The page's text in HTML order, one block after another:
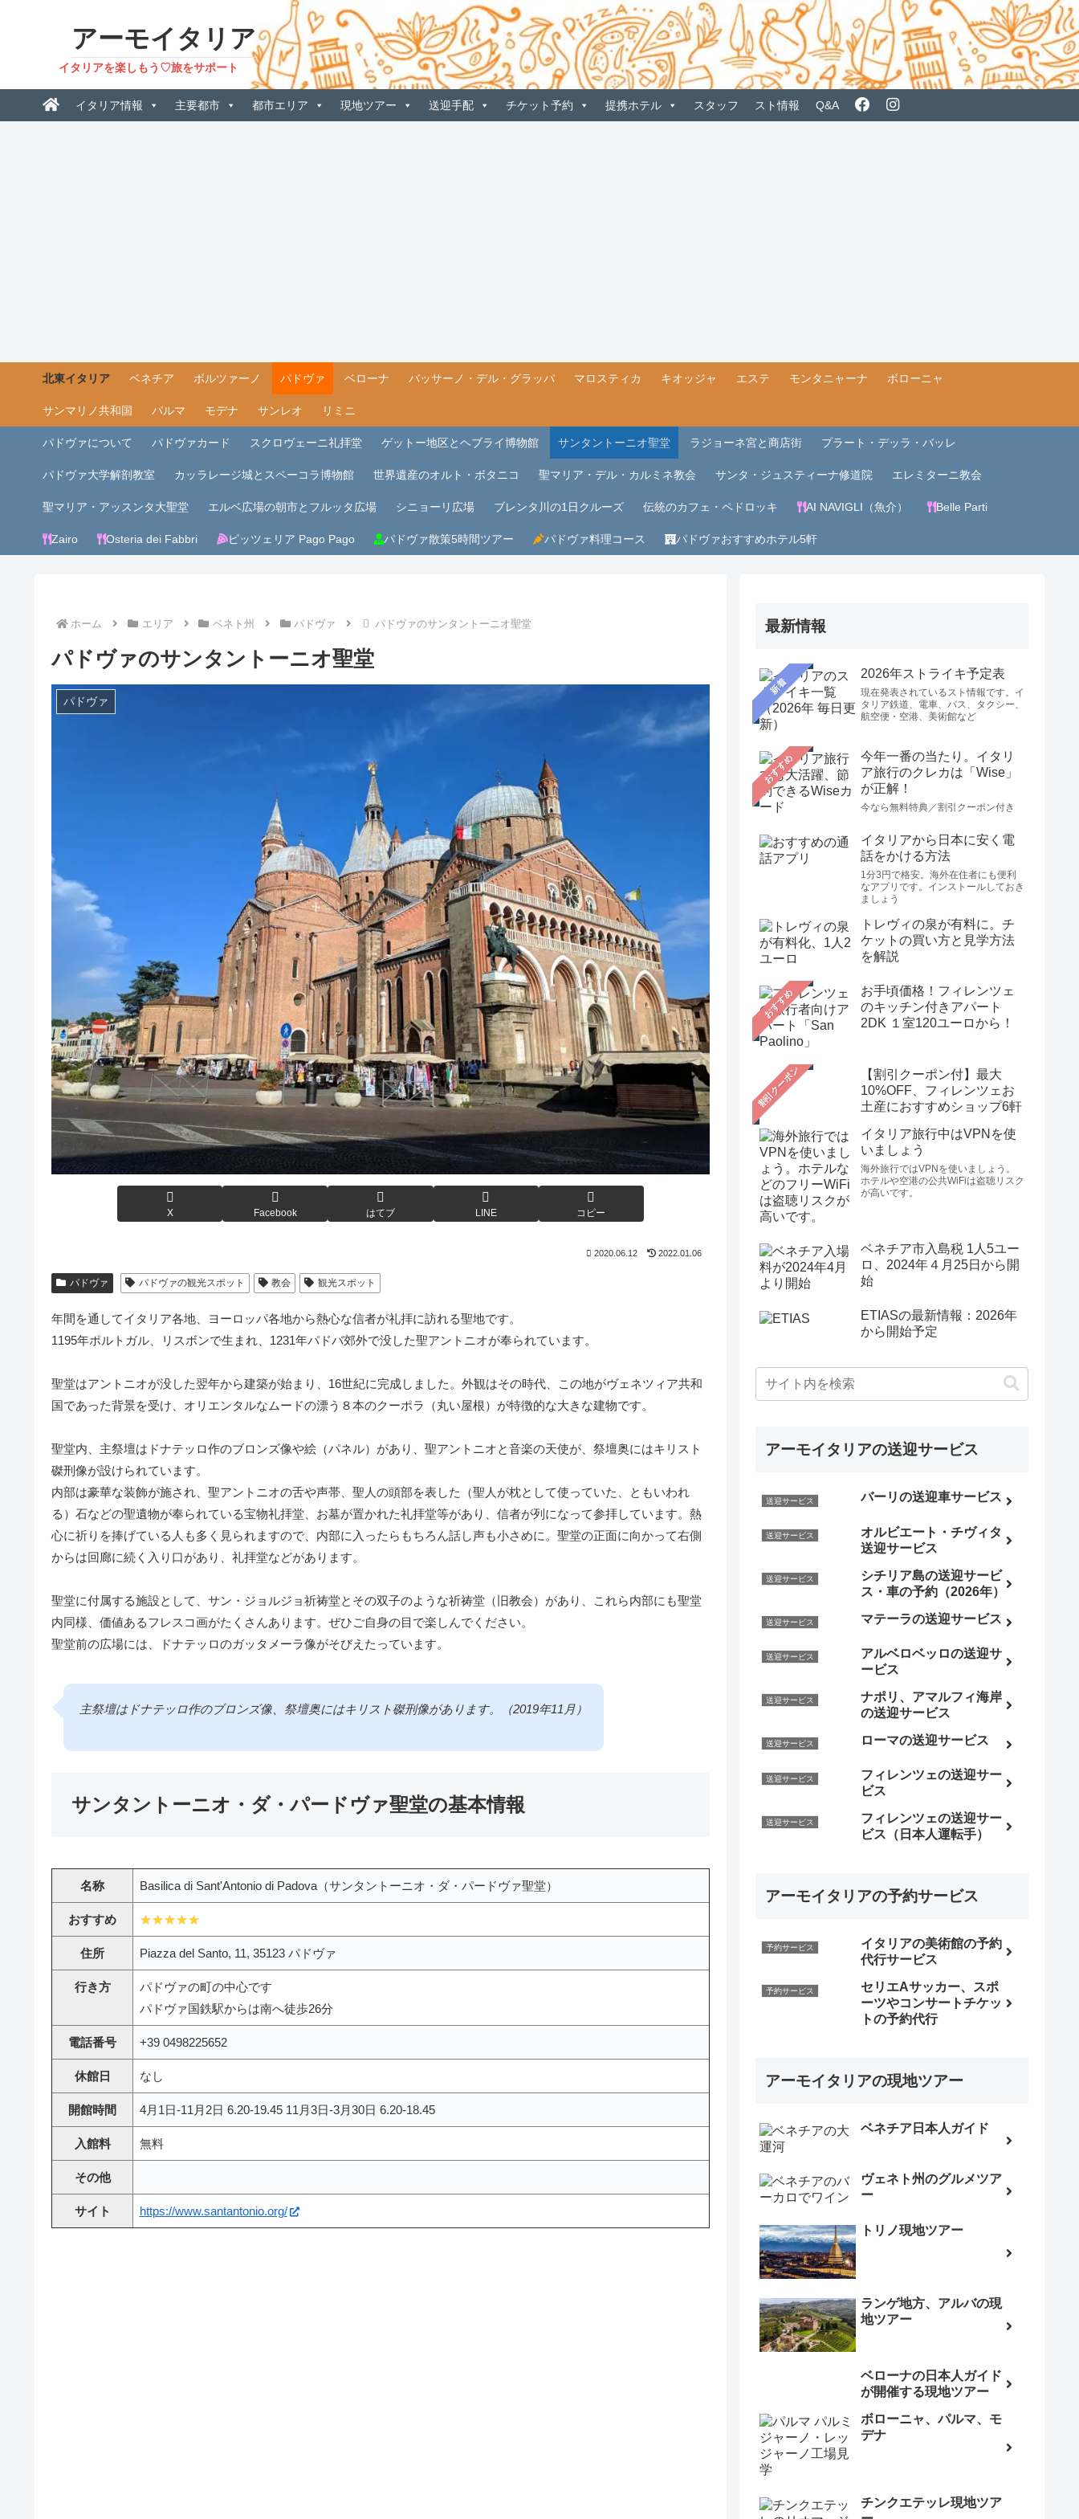
アーモイタリア
イタリアを楽しもう♡旅をサポート
イタリア情報 主要都市 都市エリア 現地ツアー 送迎手配 チケット予約 提携ホテル スタッフ スト情報 Q&A
北東イタリア ベネチア ボルツァーノ パドヴァ ベローナ バッサーノ・デル・グラッパ マロスティカ キオッジャ エステ モンタニャーナ ボローニャ
サンマリノ共和国 パルマ モデナ サンレオ リミニ
パドヴァについて パドヴァカード スクロヴェーニ礼拝堂 ゲットー地区とヘブライ博物館 サンタントーニオ聖堂 ラジョーネ宮と商店街 プラート・デッラ・バッレ
パドヴァ大学解剖教室 カッラレージ城とスペーコラ博物館 世界遺産のオルト・ボタニコ 聖マリア・デル・カルミネ教会 サンタ・ジュスティーナ修道院 エレミターニ教会
聖マリア・アッスンタ大聖堂 エルベ広場の朝市とフルッタ広場 シニョーリ広場 ブレンタ川の1日クルーズ 伝統のカフェ・ペドロッキ AI NAVIGLI（魚介） Belle Parti
Zairo Osteria dei Fabbri ピッツェリア Pago Pago パドヴァ散策5時間ツアー パドヴァ料理コース パドヴァおすすめホテル5軒
ホーム エリア ベネト州 パドヴァ パドヴァのサンタントーニオ聖堂
パドヴァのサンタントーニオ聖堂
パドヴァ
X Facebook はてブ LINE コピー
2020.06.12 2022.01.06
パドヴァ パドヴァの観光スポット 教会 観光スポット
年間を通してイタリア各地、ヨーロッパ各地から熱心な信者が礼拝に訪れる聖地です。
1195年ポルトガル、リスボンで生まれ、1231年パドバ郊外で没した聖アントニオが奉られています。
聖堂はアントニオが没した翌年から建築が始まり、16世紀に完成しました。外観はその時代、この地がヴェネツィア共和
国であった背景を受け、オリエンタルなムードの漂う８本のクーポラ（丸い屋根）が特徴的な大きな建物です。
聖堂内、主祭壇はドナテッロ作のブロンズ像や絵（パネル）があり、聖アントニオと音楽の天使が、祭壇奥にはキリスト
磔刑像が設けられています。
内部は豪華な装飾が施され、聖アントニオの舌や声帯、聖人の頭部を表した（聖人が枕として使っていた、ともいわれ
る）石などの聖遺物が奉られている宝物礼拝堂、お墓が置かれた礼拝堂等があり、信者が列になって参拝しています。熱
心に祈りを捧げている人も多く見られますので、内部に入ったらもちろん話し声も小さめに。聖堂の正面に向かって右側
からは回廊に続く入り口があり、礼拝堂などがあります。
聖堂に付属する施設として、サン・ジョルジョ祈祷堂とその双子のような祈祷堂（旧教会）があり、これら内部にも聖堂
内同様、価値あるフレスコ画がたくさんあります。ぜひご自身の目で楽しんでください。
聖堂前の広場には、ドナテッロのガッタメーラ像がそびえたっています。
主祭壇はドナテッロ作のブロンズ像、祭壇奥にはキリスト磔刑像があります。（2019年11月）
サンタントーニオ・ダ・パードヴァ聖堂の基本情報
名称 Basilica di Sant'Antonio di Padova（サンタントーニオ・ダ・パードヴァ聖堂）
おすすめ
住所 Piazza del Santo, 11, 35123 パドヴァ
行き方
パドヴァの町の中心です
パドヴァ国鉄駅からは南へ徒歩26分
電話番号 +39 0498225652
休館日 なし
開館時間 4月1日-11月2日 6.20-19.45 11月3日-3月30日 6.20-18.45
入館料 無料
その他
サイト https://www.santantonio.org/
最新情報
新着
2026年ストライキ予定表
現在発表されているスト情報です。イ
タリア鉄道、電車、バス、タクシー、
航空便・空港、美術館など
おすすめ
今年一番の当たり。イタリ
ア旅行のクレカは「Wise」
が正解！
今なら無料特典／割引クーポン付き
イタリアから日本に安く電
話をかける方法
1分3円で格安。海外在住者にも便利
なアプリです。インストールしておき
ましょう
トレヴィの泉が有料に。チ
ケットの買い方と見学方法
を解説
おすすめ
お手頃価格！フィレンツェ
のキッチン付きアパート
2DK １室120ユーロから！
【割引クーポン付】最大
10%OFF、フィレンツェお
土産におすすめショップ6軒
イタリア旅行中はVPNを使
いましょう
海外旅行ではVPNを使いましょう。
ホテルや空港の公共WiFiは盗聴リスク
が高いです。
ベネチア市入島税 1人5ユー
ロ、2024年４月25日から開
始
ETIASの最新情報：2026年
から開始予定
アーモイタリアの送迎サービス
送迎サービス バーリの送迎車サービス
送迎サービス
オルビエート・チヴィタ
送迎サービス
送迎サービス
シチリア島の送迎サービ
ス・車の予約（2026年）
送迎サービス マテーラの送迎サービス
送迎サービス
アルベロベッロの送迎サ
ービス
送迎サービス
ナポリ、アマルフィ海岸
の送迎サービス
送迎サービス ローマの送迎サービス
送迎サービス
フィレンツェの送迎サー
ビス
送迎サービス
フィレンツェの送迎サー
ビス（日本人運転手）
アーモイタリアの予約サービス
予約サービス
イタリアの美術館の予約
代行サービス
予約サービス
セリエAサッカー、スポ
ーツやコンサートチケッ
トの予約代行
アーモイタリアの現地ツアー
ベネチア日本人ガイド
ヴェネト州のグルメツア
ー
トリノ現地ツアー
ランゲ地方、アルバの現
地ツアー
ベローナの日本人ガイド
が開催する現地ツアー
ボローニャ、パルマ、モ
デナ
チンクエテッレ現地ツア